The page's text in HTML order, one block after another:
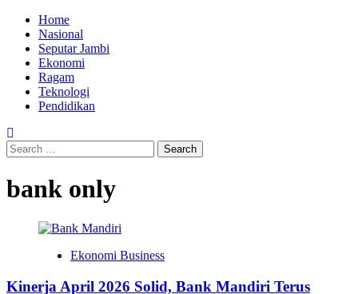
Skip
content
Primary
Menu
Home
Nasional
Seputar Jambi
Ekonomi
Ragam
Teknologi
Pendidikan
Search
for:
bank only
Ekonomi Business
Kinerja April 2026 Solid, Bank Mandiri Terus